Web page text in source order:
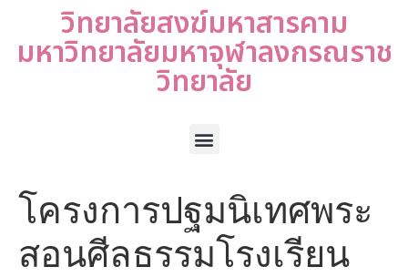
วิทยาลัยสงฆ์มหาสารคาม
มหาวิทยาลัยมหาจุฬาลงกรณราช
วิทยาลัย
โครงการปฐมนิเทศพระ
สอนศีลธรรมโรงเรียน